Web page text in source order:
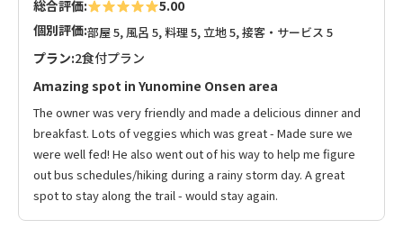
総合評価:
5.00
個別評価:部屋 5, 風呂 5, 料理 5, 立地 5, 接客・サービス 5
プラン:2食付プラン
Amazing spot in Yunomine Onsen area
The owner was very friendly and made a delicious dinner and
breakfast. Lots of veggies which was great - Made sure we
were well fed! He also went out of his way to help me figure
out bus schedules/hiking during a rainy storm day. A great
spot to stay along the trail - would stay again.